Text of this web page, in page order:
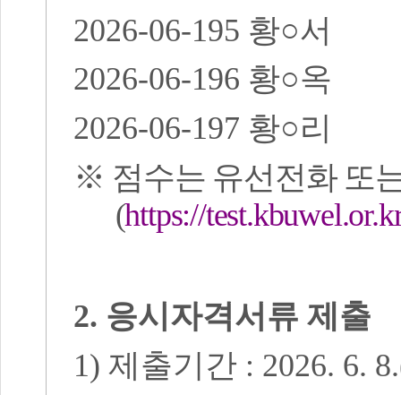
2026-06-195 황○서
2026-06-196 황○옥
2026-06-197 황○리
※ 점수는 유선전화 또
(https://
2. 응시자격서류 제출
1) 제출기간 : 2026. 6.